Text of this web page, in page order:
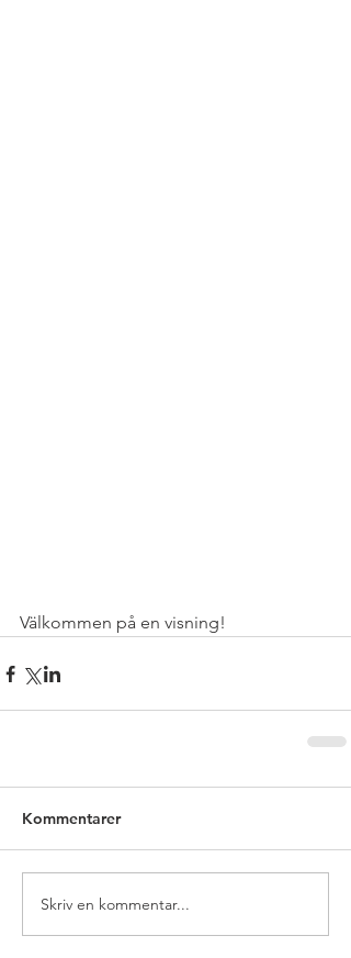
Välkommen på en visning!
Kommentarer
Skriv en kommentar...